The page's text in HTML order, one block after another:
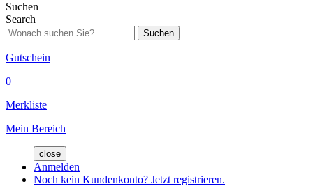
Suchen
Search
Suchen
Gutschein
0
Merkliste
Mein Bereich
close
Anmelden
Noch kein Kundenkonto? Jetzt registrieren.